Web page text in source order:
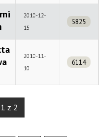
2010-12-
15
5825
2010-11-
10
6114
z 2